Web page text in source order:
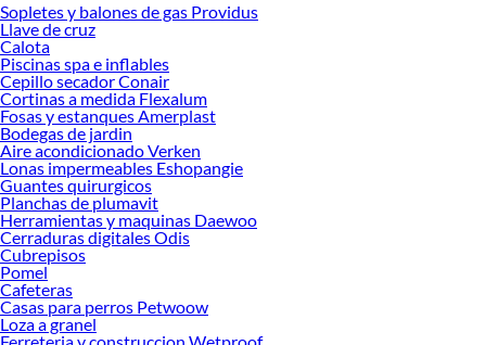
Sopletes y balones de gas Providus
Llave de cruz
Calota
Piscinas spa e inflables
Cepillo secador Conair
Cortinas a medida Flexalum
Fosas y estanques Amerplast
Bodegas de jardin
Aire acondicionado Verken
Lonas impermeables Eshopangie
Guantes quirurgicos
Planchas de plumavit
Herramientas y maquinas Daewoo
Cerraduras digitales Odis
Cubrepisos
Pomel
Cafeteras
Casas para perros Petwoow
Loza a granel